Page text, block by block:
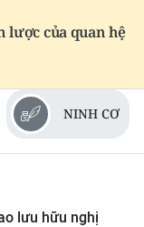
lược của quan hệ
NINH CƠ
lưu hữu nghị